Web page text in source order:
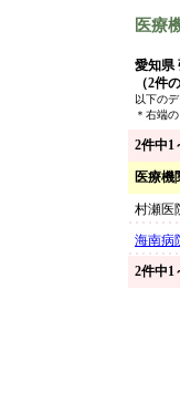
医療
愛知県
（2件
以下の
＊右端
2件中1
医療機
村瀬医
海南病
2件中1